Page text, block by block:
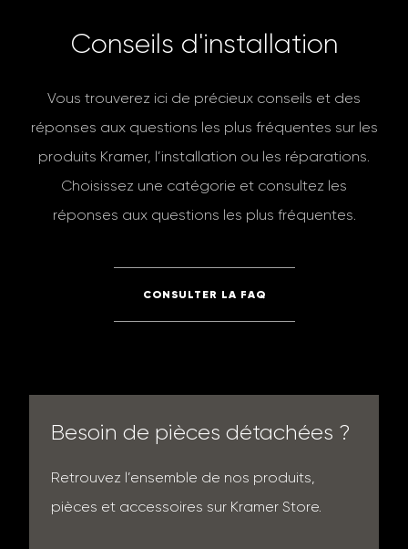
Conseils d'installation
Vous trouverez ici de précieux conseils et des
réponses aux questions les plus fréquentes sur les
produits Kramer, l’installation ou les réparations.
Choisissez une catégorie et consultez les
réponses aux questions les plus fréquentes.
CONSULTER LA FAQ
Besoin de pièces détachées ?
Retrouvez l’ensemble de nos produits,
pièces et accessoires sur Kramer Store.